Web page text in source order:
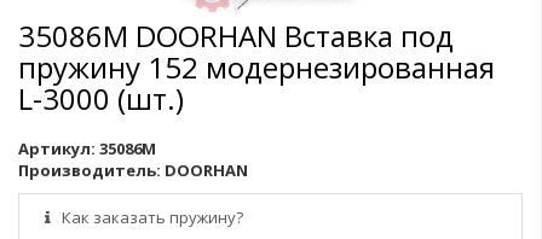
35086M DOORHAN Вставка под
пружину 152 модернезированная
L-3000 (шт.)
Артикул: 35086M
Производитель: DOORHAN
Как заказать пружину?